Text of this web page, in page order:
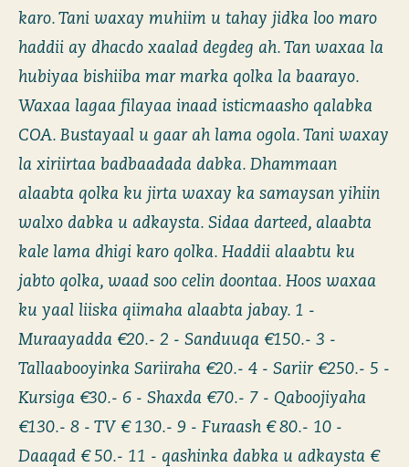
karo. Tani waxay muhiim u tahay jidka loo maro
haddii ay dhacdo xaalad degdeg ah. Tan waxaa la
hubiyaa bishiiba mar marka qolka la baarayo.
Waxaa lagaa filayaa inaad isticmaasho qalabka
COA. Bustayaal u gaar ah lama ogola. Tani waxay
la xiriirtaa badbaadada dabka. Dhammaan
alaabta qolka ku jirta waxay ka samaysan yihiin
walxo dabka u adkaysta. Sidaa darteed, alaabta
kale lama dhigi karo qolka. Haddii alaabtu ku
jabto qolka, waad soo celin doontaa. Hoos waxaa
ku yaal liiska qiimaha alaabta jabay. 1 -
Muraayadda €20.- 2 - Sanduuqa €150.- 3 -
Tallaabooyinka Sariiraha €20.- 4 - Sariir €250.- 5 -
Kursiga €30.- 6 - Shaxda €70.- 7 - Qaboojiyaha
€130.- 8 - TV € 130.- 9 - Furaash € 80.- 10 -
Daaqad € 50.- 11 - qashinka dabka u adkaysta €